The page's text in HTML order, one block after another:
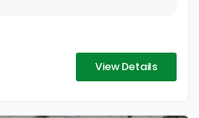
View Details